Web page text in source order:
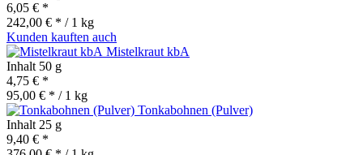
6,05 € *
242,00 € * / 1 kg
Kunden kauften auch
Mistelkraut kbA
Inhalt 50 g
4,75 € *
95,00 € * / 1 kg
Tonkabohnen (Pulver)
Inhalt 25 g
9,40 € *